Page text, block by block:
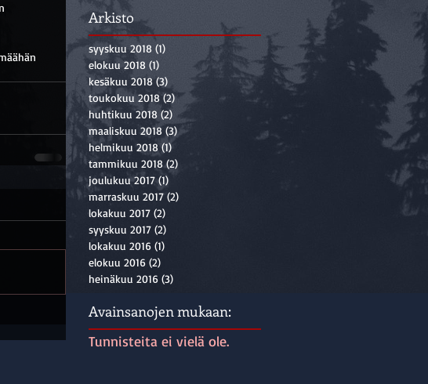
Arkisto
syyskuu 2018 (1)
elokuu 2018 (1) 1 päivitys
kesäkuu 2018 (3) 3 päivitystä
toukokuu 2018 (2)2 päivitystä
huhtikuu 2018 (2) 2 päivitystä
maaliskuu 2018 (3)3 päivitystä
helmikuu 2018 (1)
tammikuu 2018 (2)
joulukuu 2017 (1)
marraskuu 2017 (2)
lokakuu 2017 (2)
syyskuu 2017 (2)
lokakuu 2016 (1)
elokuu 2016 (2)
heinäkuu 2016 (3)
Avainsanojen mukaan:
Tunnisteita ei vielä ole.